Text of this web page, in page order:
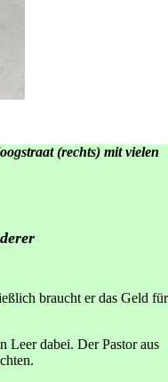
(rechts) mit vielen
braucht er das Geld für
Leer dabei. Der Pastor aus